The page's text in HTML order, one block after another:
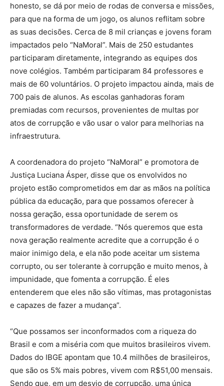
honesto, se dá por meio de rodas de conversa e missões,
para que na forma de um jogo, os alunos reflitam sobre
as suas decisões. Cerca de 8 mil crianças e jovens foram
impactados pelo “NaMoral”. Mais de 250 estudantes
participaram diretamente, integrando as equipes dos
nove colégios. Também participaram 84 professores e
mais de 60 voluntários. O projeto impactou ainda, mais de
700 pais de alunos. As escolas ganhadoras foram
premiadas com recursos, provenientes de multas por
atos de corrupção e vão usar o valor para melhorias na
infraestrutura.
A coordenadora do projeto “NaMoral” e promotora de
Justiça Luciana Ásper, disse que os envolvidos no
projeto estão comprometidos em dar as mãos na política
pública da educação, para que possamos oferecer à
nossa geração, essa oportunidade de serem os
transformadores de verdade. “Nós queremos que esta
nova geração realmente acredite que a corrupção é o
maior inimigo dela, e ela não pode aceitar um sistema
corrupto, ou ser tolerante à corrupção e muito menos, à
impunidade, que fomenta a corrupção. É eles
entenderem que eles não são vítimas, mas protagonistas
e capazes de fazer a mudança”.
“Que possamos ser inconformados com a riqueza do
Brasil e com a miséria com que muitos brasileiros vivem.
Dados do IBGE apontam que 10.4 milhões de brasileiros,
que são os 5% mais pobres, vivem com R$51,00 mensais.
Sendo que, em um desvio de corrupção, uma única